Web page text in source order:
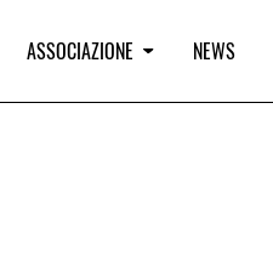
ASSOCIAZIONE NEWS